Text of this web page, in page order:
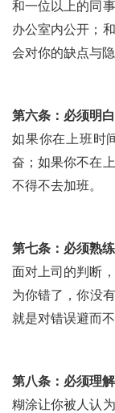
和一位以上的同
办公室内公开；
会对你的缺点与隐
第六条：必须明
如果你在上班时
奋；如果你不在
不得不去加班。
第七条：必须熟
面对上司的判断
为你错了，你没
就是对错误避而
第八条：必须理
糊涂让你被人认